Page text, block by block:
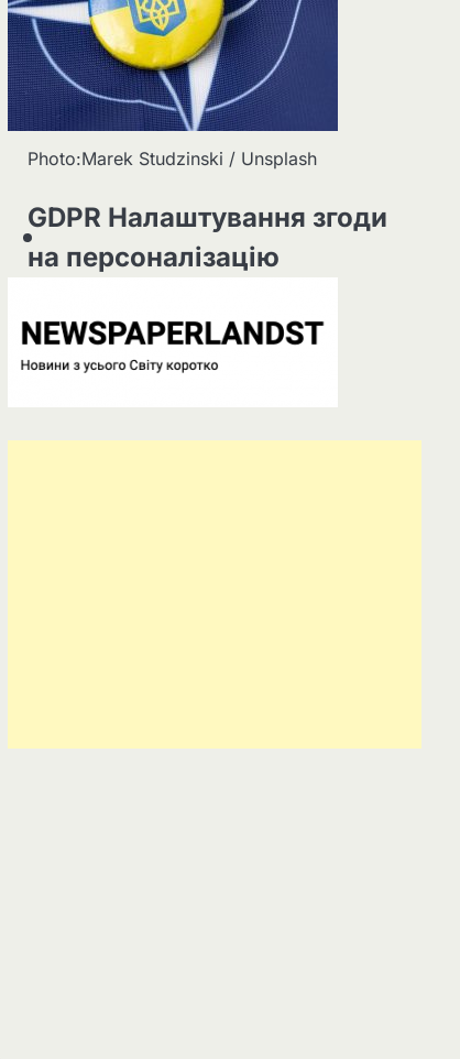
Photo:Marek Studzinski / Unsplash
GDPR Налаштування згоди
на персоналізацію